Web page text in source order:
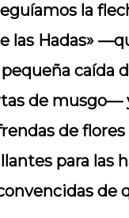
la
las Hadas»
caída
de musgo—
de
para las
de